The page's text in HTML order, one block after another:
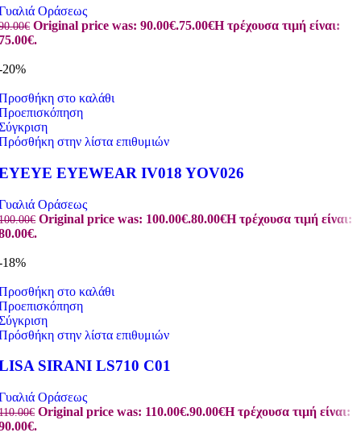
Οράσεως
€ Original price was: 90.00€.75.00€Η τρέχουσα τιμή είναι:
20%
στο καλάθι
στην λίστα επιθυμιών
EYEWEAR IV018 YOV026
Οράσεως
€ Original price was: 100.00€.80.00€Η τρέχουσα τιμή είναι:
18%
στο καλάθι
στην λίστα επιθυμιών
SIRANI LS710 C01
Οράσεως
€ Original price was: 110.00€.90.00€Η τρέχουσα τιμή είναι: